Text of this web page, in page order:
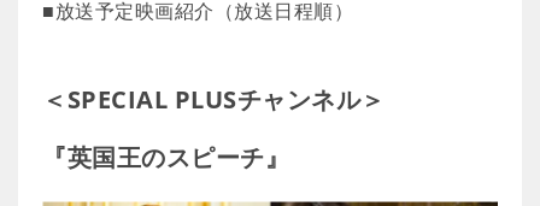
■放送予定映画紹介（放送日程順）
＜SPECIAL PLUSチャンネル＞
『英国王のスピーチ』